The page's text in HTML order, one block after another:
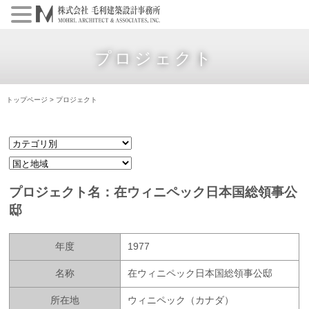
プロジェクト
トップページ > プロジェクト
プロジェクト名：在ウィニペック日本国総領事公
邸
年度 1977
名称 在ウィニペック日本国総領事公邸
所在地 ウィニペック（カナダ）